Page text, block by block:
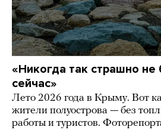
«Никогда так страшно не
сейчас»
Лето 2026 года в Крыму. Вот
жители полуострова — без
работы и туристов.